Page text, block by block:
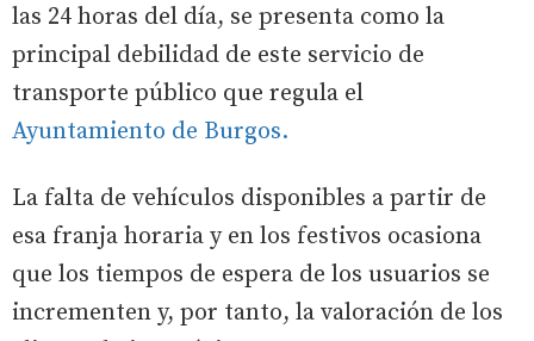
las 24 horas del día, se presenta como la
principal debilidad de este servicio de
transporte público que regula el
Ayuntamiento de Burgos.
La falta de vehículos disponibles a partir de
esa franja horaria y en los festivos ocasiona
que los tiempos de espera de los usuarios se
incrementen y, por tanto, la valoración de los